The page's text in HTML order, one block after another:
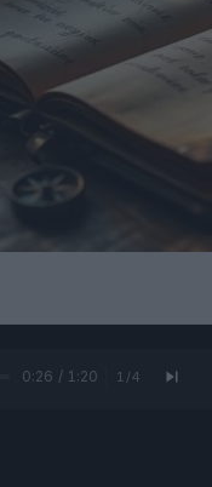
0:27 / 1:20 1 /4